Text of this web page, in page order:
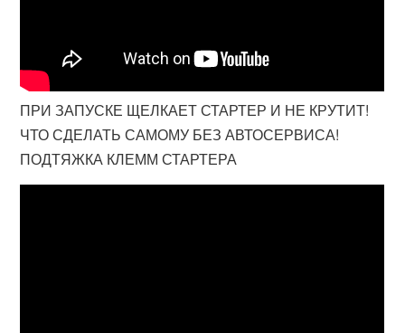
ПРИ ЗАПУСКЕ ЩЕЛКАЕТ СТАРТЕР И НЕ КРУТИТ!
ЧТО СДЕЛАТЬ САМОМУ БЕЗ АВТОСЕРВИСА!
ПОДТЯЖКА КЛЕММ СТАРТЕРА